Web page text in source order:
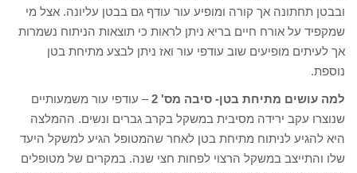
ובבטן תחתונה אך קורה ומופיע עור עודף גם בבטן עליונה. אצל מי
שמקפיד על אורח חיים בריא ניתן לראות כי תוצאות הניתוח נשמרות
אך לעיתים מופיעים שוב עודפי עור ואז ניתן לבצע מתיחת בטן
נוספת.
למה עושים מתיחת בטן- סיבה מס' 2
– עודפי עור משמעותיים
שנוצרו עקב ירידה מסיבית במשקל בקרב גברים ונשים. ההמלצה
היא להגיע לניתוח מתיחת בטן לאחר שהמטופל הגיע למשקל היעד
שלו והתייצב במשקל הרצוי לפחות חצי שנה. במקרים של מטופלים